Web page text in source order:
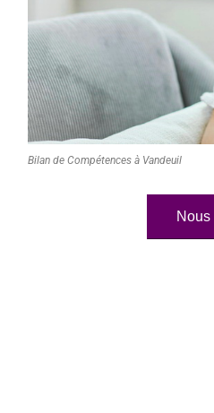
Bilan de Compétences à Vandeuil